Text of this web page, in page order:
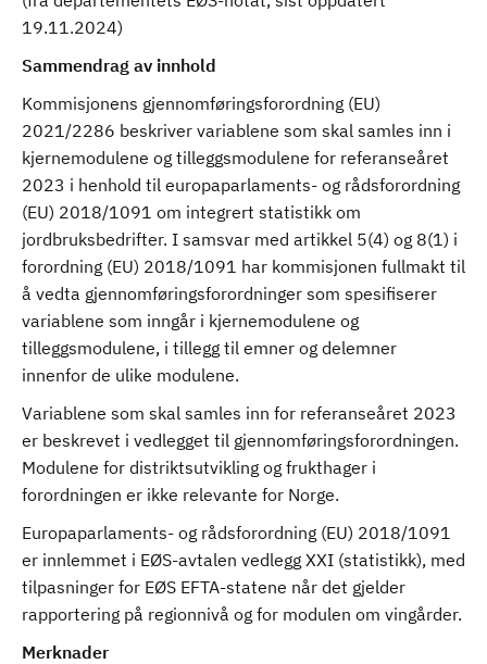
19.11.2024)
Sammendrag av innhold
Kommisjonens gjennomføringsforordning (EU)
2021/2286 beskriver variablene som skal samles inn i
kjernemodulene og tilleggsmodulene for referanseåret
2023 i henhold til europaparlaments- og rådsforordning
(EU) 2018/1091 om integrert statistikk om
jordbruksbedrifter. I samsvar med artikkel 5(4) og 8(1) i
forordning (EU) 2018/1091 har kommisjonen fullmakt til
å vedta gjennomføringsforordninger som spesifiserer
variablene som inngår i kjernemodulene og
tilleggsmodulene, i tillegg til emner og delemner
innenfor de ulike modulene.
Variablene som skal samles inn for referanseåret 2023
er beskrevet i vedlegget til gjennomføringsforordningen.
Modulene for distriktsutvikling og frukthager i
forordningen er ikke relevante for Norge.
Europaparlaments- og rådsforordning (EU) 2018/1091
er innlemmet i EØS-avtalen vedlegg XXI (statistikk), med
tilpasninger for EØS EFTA-statene når det gjelder
rapportering på regionnivå og for modulen om vingårder.
Merknader